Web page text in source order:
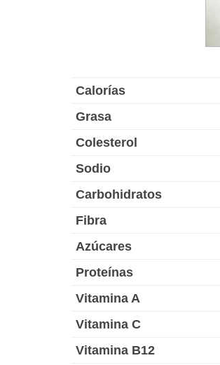
Calorías
Grasa
Colesterol
Sodio
Carbohidratos
Fibra
Azúcares
Proteínas
Vitamina A
Vitamina C
Vitamina B12